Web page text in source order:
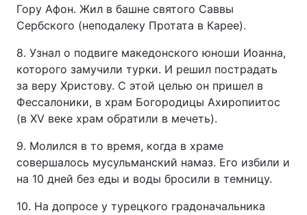
Гору Афон. Жил в башне святого Саввы
Сербского (неподалеку Протата в Карее).
8. Узнал о подвиге македонского юноши Иоанна,
которого замучили турки. И решил пострадать
за веру Христову. С этой целью он пришел в
Фессалоники, в храм Богородицы Ахиропиитос
(в XV веке храм обратили в мечеть).
9. Молился в то время, когда в храме
совершалось мусульманский намаз. Его избили и
на 10 дней без еды и воды бросили в темницу.
10. На допросе у турецкого градоначальника